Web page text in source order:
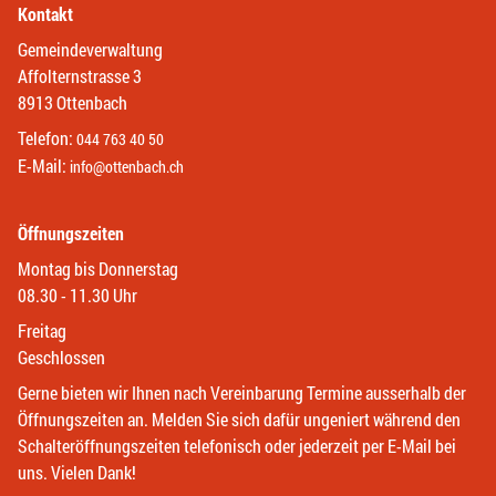
Kontakt
Gemeindeverwaltung
Affolternstrasse 3
8913 Ottenbach
Telefon: 044 763 40 50
E-Mail: info@ottenbach.ch
Öffnungszeiten
Montag bis Donnerstag
08.30 - 11.30 Uhr
Freitag
Geschlossen
Gerne bieten wir Ihnen nach Vereinbarung Termine ausserhalb der
Öffnungszeiten an. Melden Sie sich dafür ungeniert während den
Schalteröffnungszeiten telefonisch oder jederzeit per E-Mail bei
uns. Vielen Dank!